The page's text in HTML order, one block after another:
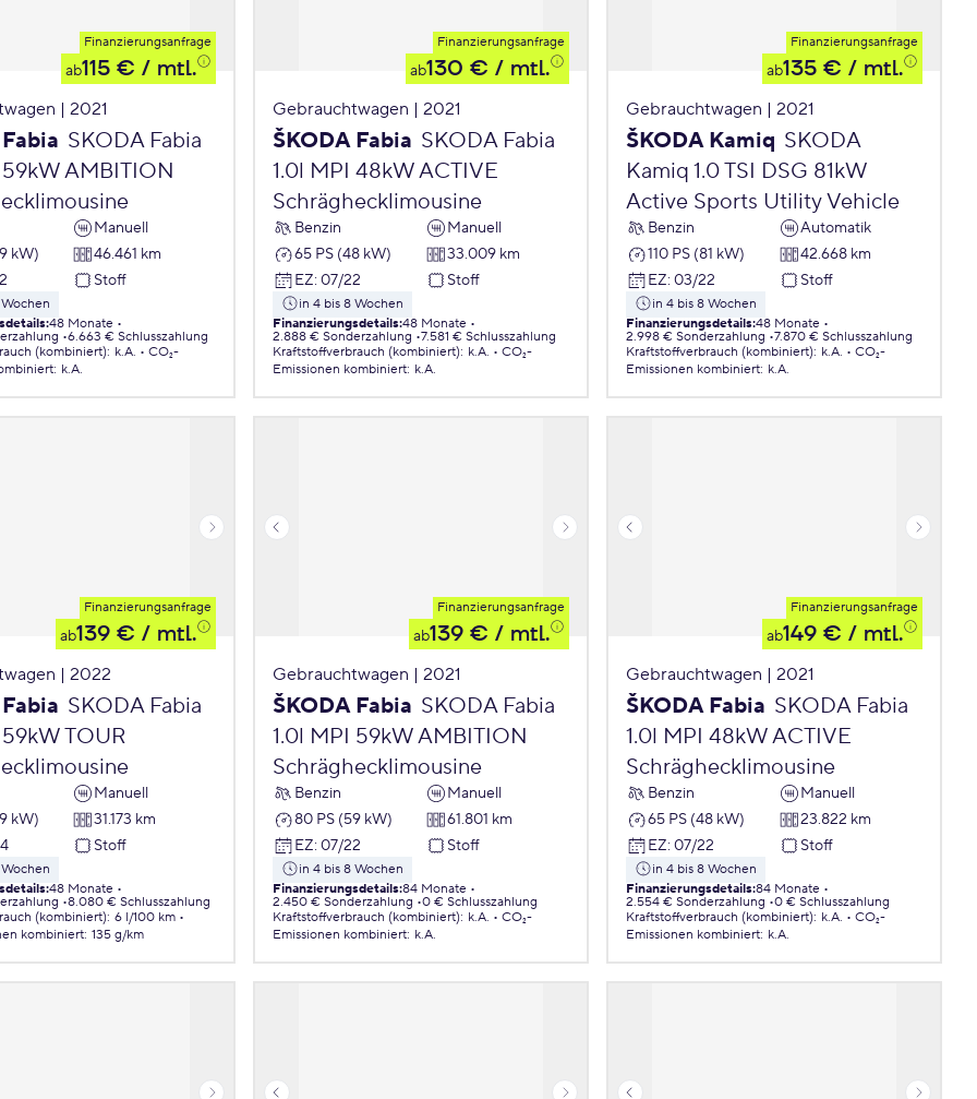
Finanzierungsanfrage
ab115 € / mtl.
| 2021
SKODA Fabia
AMBITION
Manuell
kW)
46.461 km
Stoff
:48 Monate
6.663 € Schlusszahlung
(kombiniert): k.A.
CO₂-
: k.A.
Finanzierungsanfrage
ab130 € / mtl.
Gebrauchtwagen | 2021
ŠKODA Fabia SKODA Fabia
1.0l MPI 48kW ACTIVE
Schräghecklimousine
Benzin
Manuell
65 PS (48 kW)
33.009 km
EZ: 07/22 Stoff
in 4 bis 8 Wochen
Finanzierungsdetails:48 Monate
2.888 € Sonderzahlung 7.581 € Schlusszahlung
Kraftstoffverbrauch (kombiniert): k.A.
CO₂-
Emissionen kombiniert: k.A.
Finanzierungsanfrage
ab135 € / mtl.
Gebrauchtwagen | 2021
ŠKODA Kamiq SKODA
Kamiq 1.0 TSI DSG 81kW
Active Sports Utility Vehicle
Benzin
Automatik
110 PS (81 kW)
42.668 km
EZ: 03/22 Stoff
in 4 bis 8 Wochen
Finanzierungsdetails:48 Monate
2.998 € Sonderzahlung 7.870 € Schlusszahlung
Kraftstoffverbrauch (kombiniert): k.A.
CO₂-
Emissionen kombiniert: k.A.
Finanzierungsanfrage
ab139 € / mtl.
| 2022
SKODA Fabia
TOUR
Manuell
kW)
31.173 km
Stoff
:48 Monate
8.080 € Schlusszahlung
(kombiniert): 6 l/100 km
kombiniert: 135 g/km
Finanzierungsanfrage
ab139 € / mtl.
Gebrauchtwagen | 2021
ŠKODA Fabia SKODA Fabia
1.0l MPI 59kW AMBITION
Schräghecklimousine
Benzin
Manuell
80 PS (59 kW)
61.801 km
EZ: 07/22 Stoff
in 4 bis 8 Wochen
Finanzierungsdetails:84 Monate
2.450 € Sonderzahlung 0 € Schlusszahlung
Kraftstoffverbrauch (kombiniert): k.A.
CO₂-
Emissionen kombiniert: k.A.
Finanzierungsanfrage
ab149 € / mtl.
Gebrauchtwagen | 2021
ŠKODA Fabia SKODA Fabia
1.0l MPI 48kW ACTIVE
Schräghecklimousine
Benzin
Manuell
65 PS (48 kW)
23.822 km
EZ: 07/22 Stoff
in 4 bis 8 Wochen
Finanzierungsdetails:84 Monate
2.554 € Sonderzahlung 0 € Schlusszahlung
Kraftstoffverbrauch (kombiniert): k.A.
CO₂-
Emissionen kombiniert: k.A.